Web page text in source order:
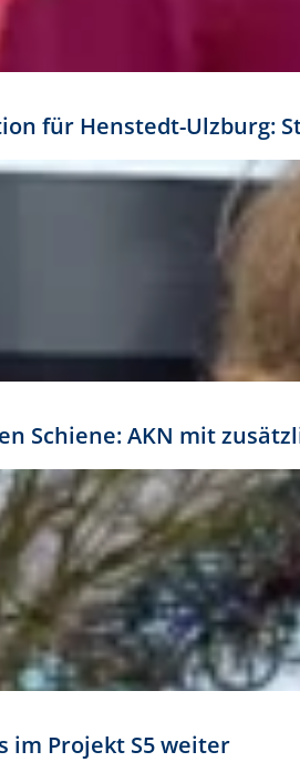
für Henstedt-Ulzburg:
Schiene: AKN mit
im Projekt S5 weiter